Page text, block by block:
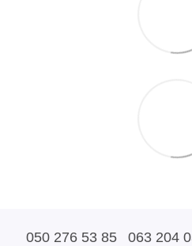
050 276 53 85 063 204